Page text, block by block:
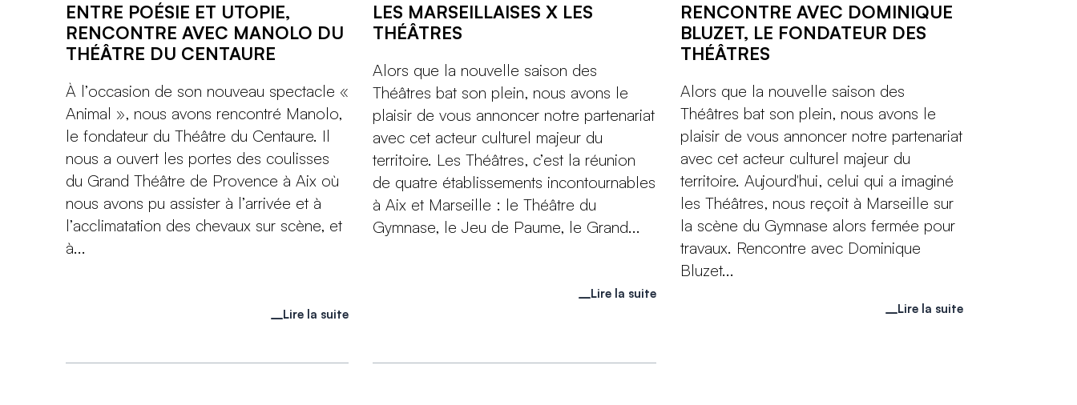
ENTRE POÉSIE ET UTOPIE,
RENCONTRE AVEC MANOLO DU
THÉÂTRE DU CENTAURE
À l’occasion de son nouveau spectacle «
Animal », nous avons rencontré Manolo,
le fondateur du Théâtre du Centaure. Il
nous a ouvert les portes des coulisses
du Grand Théâtre de Provence à Aix où
nous avons pu assister à l’arrivée et à
l’acclimatation des chevaux sur scène, et
à...
Lire la suite
LES MARSEILLAISES X LES
THÉÂTRES
Alors que la nouvelle saison des
Théâtres bat son plein, nous avons le
plaisir de vous annoncer notre partenariat
avec cet acteur culturel majeur du
territoire. Les Théâtres, c’est la réunion
de quatre établissements incontournables
à Aix et Marseille : le Théâtre du
Gymnase, le Jeu de Paume, le Grand...
Lire la suite
RENCONTRE AVEC DOMINIQUE
BLUZET, LE FONDATEUR DES
THÉÂTRES
Alors que la nouvelle saison des
Théâtres bat son plein, nous avons le
plaisir de vous annoncer notre partenariat
avec cet acteur culturel majeur du
territoire. Aujourd'hui, celui qui a imaginé
les Théâtres, nous reçoit à Marseille sur
la scène du Gymnase alors fermée pour
travaux. Rencontre avec Dominique
Bluzet...
Lire la suite